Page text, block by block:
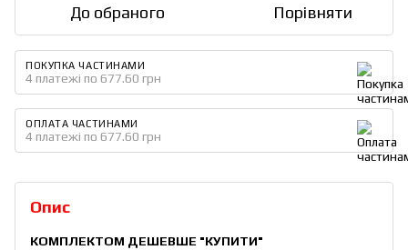
До обраного Порівняти
ПОКУПКА ЧАСТИНАМИ
4 платежі по 677.60 грн
ОПЛАТА ЧАСТИНАМИ
4 платежі по 677.60 грн
Опис
КОМПЛЕКТОМ ДЕШЕВШЕ "КУПИТИ"